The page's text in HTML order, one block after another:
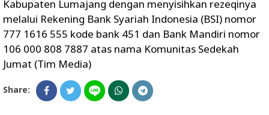
Kabupaten Lumajang dengan menyisihkan rezeqinya
melalui Rekening Bank Syariah Indonesia (BSI) nomor
777 1616 555 kode bank 451 dan Bank Mandiri nomor
106 000 808 7887 atas nama Komunitas Sedekah
Jumat (Tim Media)
Share: